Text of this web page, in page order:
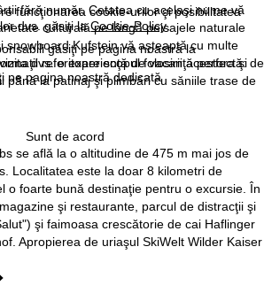
funcţionarea cookie-urilor şi posibilitatea
dvs. găsiţi laCookie-Policy.
găsiţi pe pagina noastră la
referitoare scopul folosirii acestora şi
pe pagina noastră dedicată
Sunt de acord
fără număr. Cetatea cu acelaşi nume vă
culturală pe lângă peisajele naturale
snowboard Kufstein vă aşteaptă cu multe
dvs. o experienţă de vacanţă perfectă: de
până la patinaj şi plimbări cu săniile trase de
se află la o altitudine de 475 m mai jos de
Localitatea este la doar 8 kilometri de
o foarte bună destinaţie pentru o excursie. În
şi restaurante, parcul de distracţii şi
şi faimoasa crescătorie de cai Haflinger
Apropierea de uriaşul SkiWelt Wilder Kaiser